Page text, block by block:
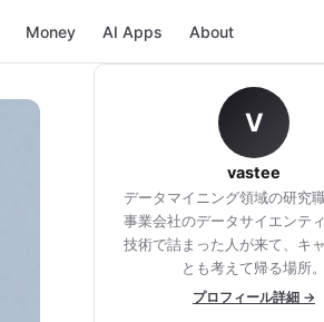
Money AI Apps About
V
vastee
データマイニング領域の研究職
事業会社のデータサイエンティ
技術で詰まった人が来て、キ
とも考えて帰る場所。
プロフィール詳細 →